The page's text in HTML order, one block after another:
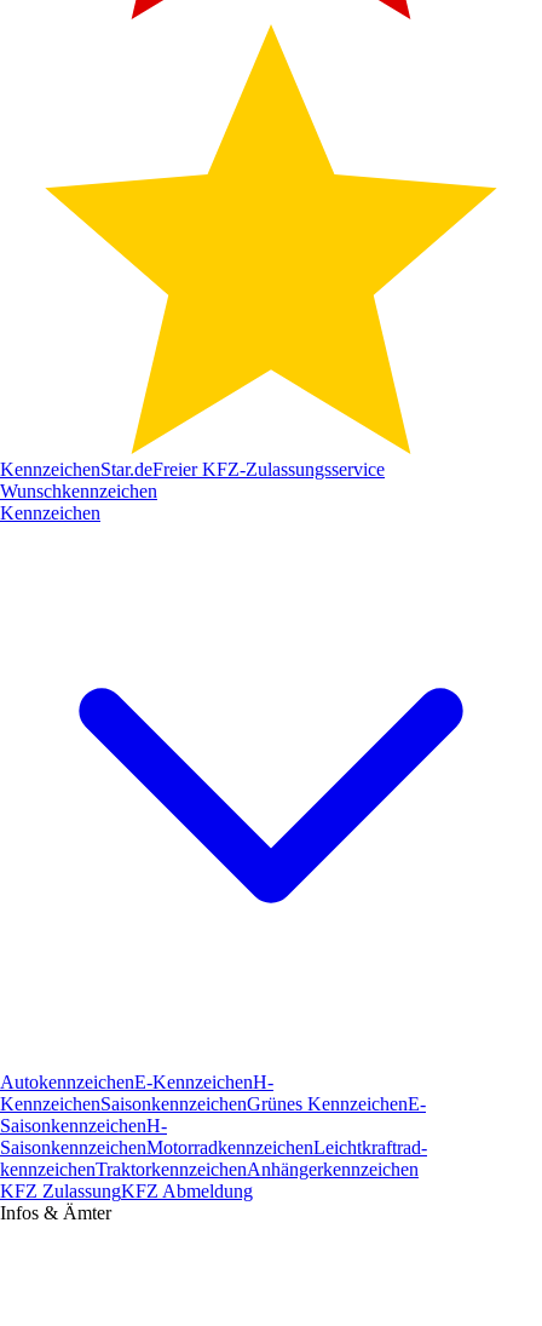
KennzeichenStar.deFreier KFZ-Zulassungsservice
Wunschkennzeichen
Kennzeichen
AutokennzeichenE-KennzeichenH-
KennzeichenSaisonkennzeichenGrünes KennzeichenE-
SaisonkennzeichenH-
SaisonkennzeichenMotorradkennzeichenLeichtkraftrad­
kennzeichenTraktorkennzeichenAnhängerkennzeichen
KFZ ZulassungKFZ Abmeldung
Infos & Ämter